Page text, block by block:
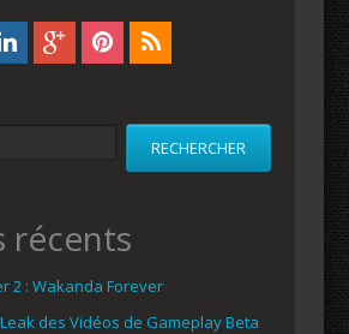
RECHERCHER
récents
2 : Wakanda Forever
des Vidéos de Gameplay Beta